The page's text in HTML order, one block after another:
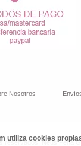
Nosotros
reservados. Neus Peña
utiliza cookies